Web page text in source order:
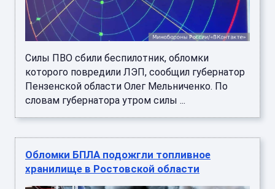
Силы ПВО сбили беспилотник, обломки
которого повредили ЛЭП, сообщил губернатор
Пензенской области Олег Мельниченко. По
словам губернатора утром силы ...
Обломки БПЛА подожгли топливное
хранилище в Ростовской области